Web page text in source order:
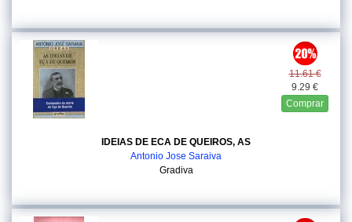
11.61 €
9.29 €
Comprar
IDEIAS DE ECA DE QUEIROS, AS
Antonio Jose Saraiva
Gradiva